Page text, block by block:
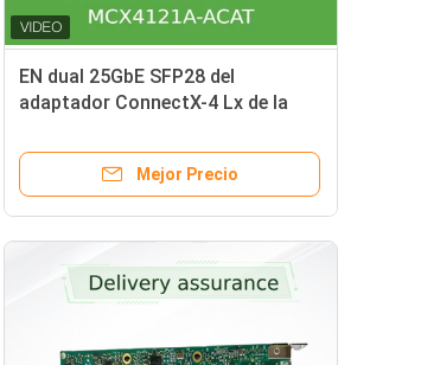
EN dual 25GbE SFP28 del
adaptador ConnectX-4 Lx de la
tarjeta de Ethernet de MCX4121A-
Mejor Precio